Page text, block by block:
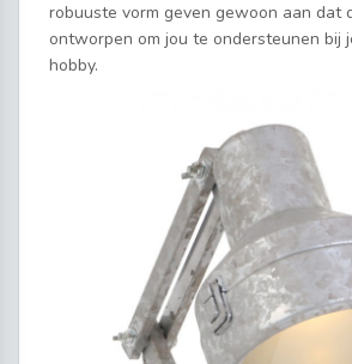
robuuste vorm geven gewoon aan dat
ontworpen om jou te ondersteunen bij
hobby.